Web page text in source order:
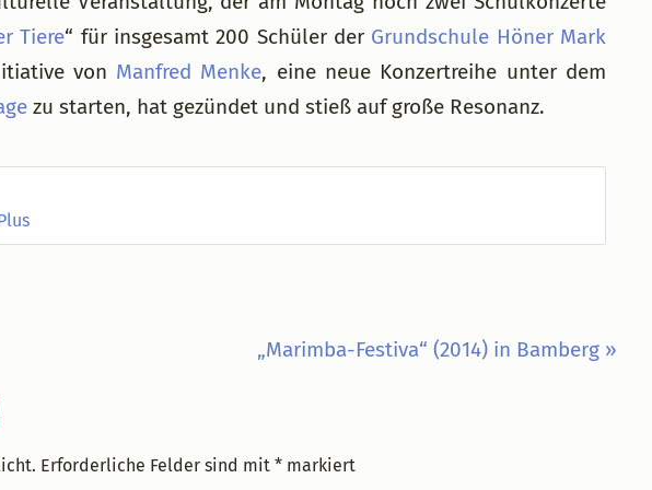
Tiere“ für insgesamt 200 Schüler der Grundschule Höner Mark
von Manfred Menke, eine neue Konzertreihe unter dem
zu starten, hat gezündet und stieß auf große Resonanz.
Nächster
„Marimba-Festiva“ (2014) in Bamberg »
Erforderliche Felder sind mit * markiert